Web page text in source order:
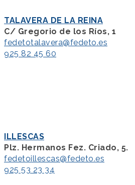
TALAVERA DE LA REINA
C/ Gregorio de los Ríos, 1
fedetotalavera@fedeto.es
925 82 45 60
ILLESCAS
Plz. Hermanos Fez. Criado, 5.
fedetoillescas@fedeto.es
925 53 23 34